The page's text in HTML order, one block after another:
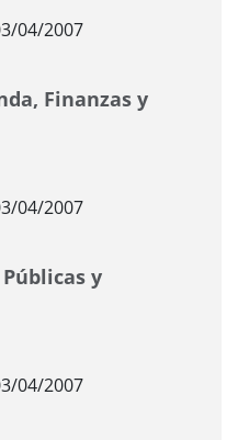
04/2007
Finanzas y
04/2007
y
04/2007